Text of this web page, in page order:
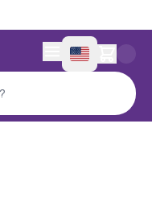
0 items in cart